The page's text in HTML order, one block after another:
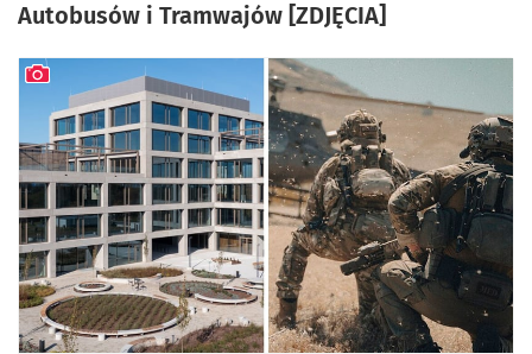
Autobusów i Tramwajów [ZDJĘCIA]